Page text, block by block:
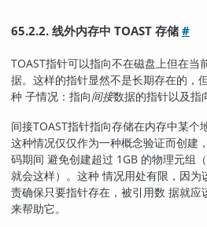
65.2.2. 线外内存中 TOAST 存储#
TOAST指针可以指向不在磁盘上但在当
据。这样的指针显然不是长期存在的，
种 子情况：指向间接数据的指针以及指
间接TOAST指针指向存储在内存中某个
这种情况仅仅作为一种概念验证而创建
码期间 避免创建超过 1GB 的物理元组
就会这样）。这种 情况用处有限，因为
责确保只要指针存在，被引用数 据就应
来帮助它。